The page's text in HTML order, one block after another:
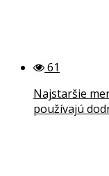
61
Najstaršie
používajú